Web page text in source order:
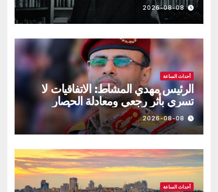
2026-08-08
أحداث الساعة
الرئيس مهدي المشاط: الاتفاقيات لا
تسري بأثر رجعي ومعادلة الحصار
بالحصار مستمرة حتى تحقق أهدافها
2026-08-08
أحداث الساعة